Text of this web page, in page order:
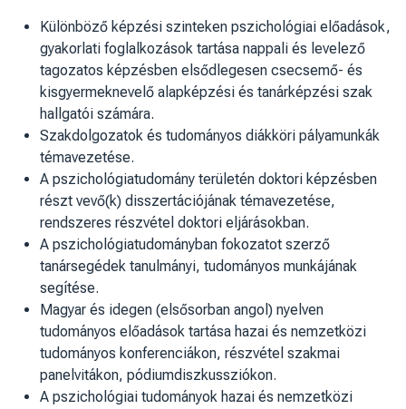
Különböző képzési szinteken pszichológiai előadások,
gyakorlati foglalkozások tartása nappali és levelező
tagozatos képzésben elsődlegesen csecsemő- és
kisgyermeknevelő alapképzési és tanárképzési szak
hallgatói számára.
Szakdolgozatok és tudományos diákköri pályamunkák
témavezetése.
A pszichológiatudomány területén doktori képzésben
részt vevő(k) disszertációjának témavezetése,
rendszeres részvétel doktori eljárásokban.
A pszichológiatudományban fokozatot szerző
tanársegédek tanulmányi, tudományos munkájának
segítése.
Magyar és idegen (elsősorban angol) nyelven
tudományos előadások tartása hazai és nemzetközi
tudományos konferenciákon, részvétel szakmai
panelvitákon, pódiumdiszkussziókon.
A pszichológiai tudományok hazai és nemzetközi